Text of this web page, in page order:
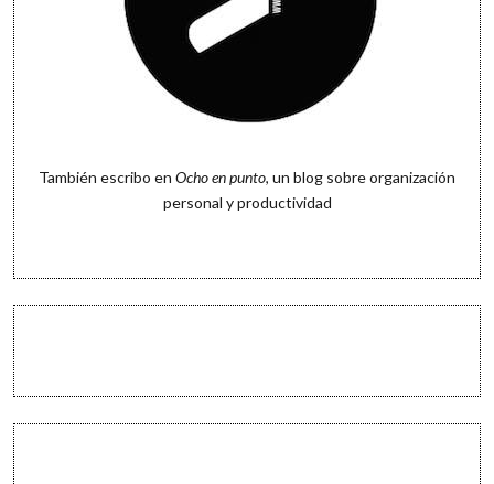
También escribo en Ocho en punto, un blog sobre organización
personal y productividad